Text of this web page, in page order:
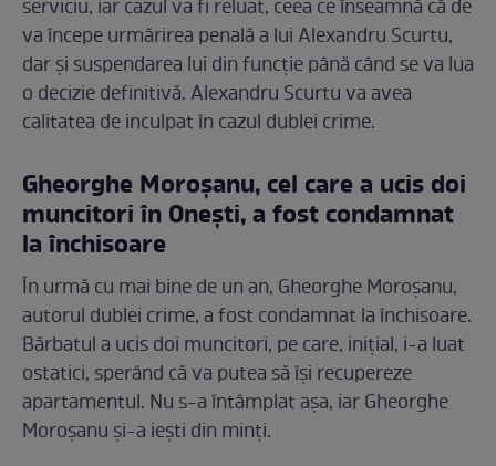
serviciu, iar cazul va fi reluat, ceea ce înseamnă că de
va începe urmărirea penală a lui Alexandru Scurtu,
dar și suspendarea lui din funcție până când se va lua
o decizie definitivă. Alexandru Scurtu va avea
calitatea de inculpat în cazul dublei crime.
Gheorghe Moroșanu, cel care a ucis doi
muncitori în Onești, a fost condamnat
la închisoare
În urmă cu mai bine de un an, Gheorghe Moroșanu,
autorul dublei crime, a fost condamnat la închisoare.
Bărbatul a ucis doi muncitori, pe care, inițial, i-a luat
ostatici, sperând că va putea să își recupereze
apartamentul. Nu s-a întâmplat așa, iar Gheorghe
Moroșanu și-a iești din minți.